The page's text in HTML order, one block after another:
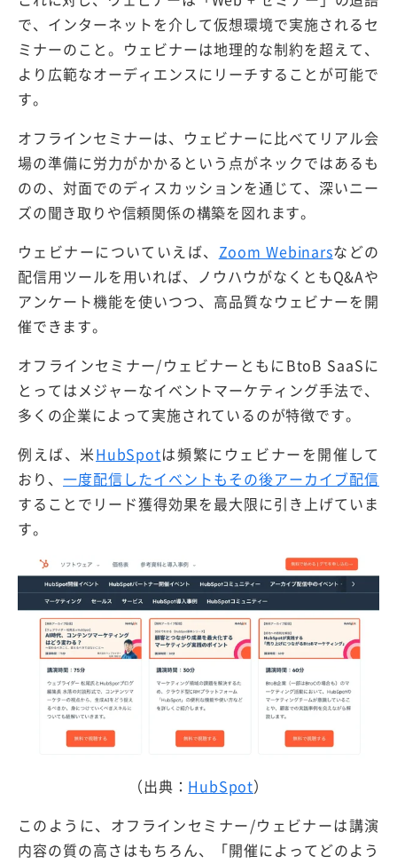
で、インターネットを介して仮想環境で実施されるセ
ミナーのこと。ウェビナーは地理的な制約を超えて、
より広範なオーディエンスにリーチすることが可能で
す。
オフラインセミナーは、ウェビナーに比べてリアル会
場の準備に労力がかかるという点がネックではあるも
のの、対面でのディスカッションを通じて、深いニー
ズの聞き取りや信頼関係の構築を図れます。
ウェビナーについていえば、 Zoom Webinarsなどの
配信用ツールを用いれば、ノウハウがなくともQ&Aや
アンケート機能を使いつつ、高品質なウェビナーを開
催できます。
オフラインセミナー/ウェビナーともにBtoB SaaSに
とってはメジャーなイベントマーケティング手法で、
多くの企業によって実施されているのが特徴です。
例えば、米HubSpotは頻繁にウェビナーを開催して
おり、一度配信したイベントもその後アーカイブ配信
することでリード獲得効果を最大限に引き上げていま
す。
（出典： HubSpot）
このように、オフラインセミナー/ウェビナーは講演
内容の質の高さはもちろん、「開催によってどのよう